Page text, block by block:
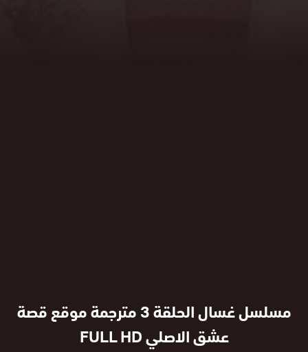
مسلسل غسال الحلقة 3 مترجمة موقع قصة
عشق الاصلي FULL HD